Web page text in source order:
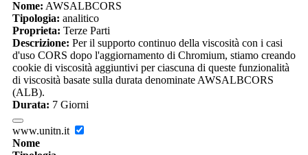
Nome: AWSALBCORS
Tipologia: analitico
Proprieta: Terze Parti
Descrizione: Per il supporto continuo della viscosità con i casi
d'uso CORS dopo l'aggiornamento di Chromium, stiamo creando
cookie di viscosità aggiuntivi per ciascuna di queste funzionalità
di viscosità basate sulla durata denominate AWSALBCORS
(ALB).
Durata: 7 Giorni
www.unitn.it
Nome